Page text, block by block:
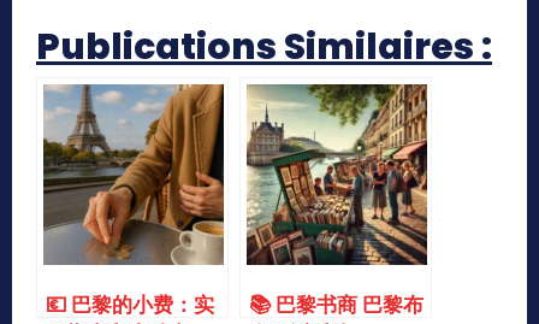
Publications Similaires :
💶 巴黎的小费：实
📚 巴黎书商 巴黎布